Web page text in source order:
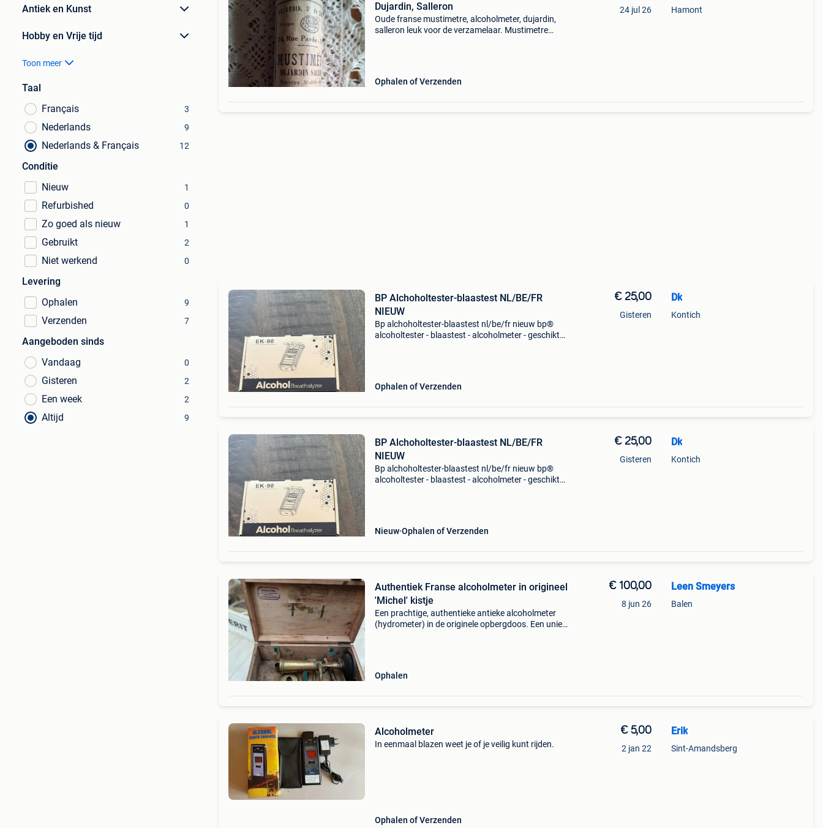
Antiek en Kunst
Hobby en Vrije tijd
Toon meer
Taal
Français
3
Nederlands 9
Nederlands & Français 12
Conditie
Nieuw
1
Refurbished 0
Zo goed als nieuw 1
Gebruikt 2
Niet werkend 0
Levering
Ophalen
9
Verzenden 7
Aangeboden sinds
Vandaag
0
Gisteren 2
Een week 2
Altijd 9
Dujardin, Salleron
Oude franse mustimetre, alcoholmeter, dujardin,
salleron leuk voor de verzamelaar. Mustimetre
Ophalen of Verzenden
24 jul 26 Hamont
BP Alchoholtester-blaastest NL/BE/FR
NIEUW
Bp alchoholtester-blaastest nl/be/fr nieuw bp®
alcoholtester - blaastest - alcoholmeter - geschikt
Ophalen of Verzenden
€ 25,00
Gisteren
Dk
Kontich
BP Alchoholtester-blaastest NL/BE/FR
NIEUW
Bp alchoholtester-blaastest nl/be/fr nieuw bp®
alcoholtester - blaastest - alcoholmeter - geschikt
Nieuw Ophalen of Verzenden
€ 25,00
Gisteren
Dk
Kontich
Authentiek Franse alcoholmeter in origineel
'Michel' kistje
Een prachtige, authentieke antieke alcoholmeter
(hydrometer) in de originele opbergdoos. Een uniek
Ophalen
€ 100,00
8 jun 26
Leen Smeyers
Balen
Alcoholmeter
In eenmaal blazen weet je of je veilig kunt rijden.
Ophalen of Verzenden
€ 5,00
2 jan 22
Erik
Sint-Amandsberg